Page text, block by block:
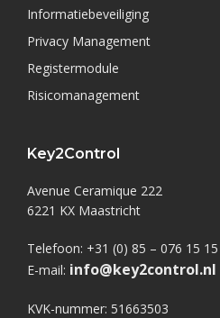
Informatiebeveiliging
Privacy Management
Registermodule
Risicomanagement
Key2Control
Avenue Ceramique 222
6221 KX Maastricht
Telefoon: +31 (0) 85 – 076 15 15
E-mail: info@key2control.nl
KVK-nummer: 51663503